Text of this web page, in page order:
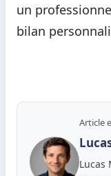
un
bilan
Article
Lucas